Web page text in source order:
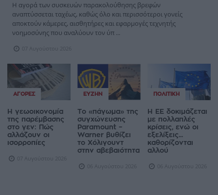
Η αγορά των συσκευών παρακολούθησης βρεφών
αναπτύσσεται ταχέως, καθώς όλο και περισσότεροι γονείς
αποκτούν κάμερες, αισθητήρες και εφαρμογές τεχνητής
νοημοσύνης που αναλύουν τον ύπ ...
07 Αυγούστου 2026
ΑΓΟΡΈΣ
Η γεωοικονομία
της παρέμβασης
στο γεν: Πώς
αλλάζουν οι
ισορροπίες
07 Αυγούστου 2026
ΕΥΖΗΝ
Το «πάγωμα» της
συγχώνευσης
Paramount –
Warner βυθίζει
το Χόλιγουντ
στην αβεβαιότητα
06 Αυγούστου 2026
ΠΟΛΙΤΙΚΉ
Η ΕΕ δοκιμάζεται
με πολλαπλές
κρίσεις, ενώ οι
εξελίξεις...
καθορίζονται
αλλού
06 Αυγούστου 2026